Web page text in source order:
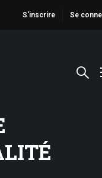
S'inscrire Se